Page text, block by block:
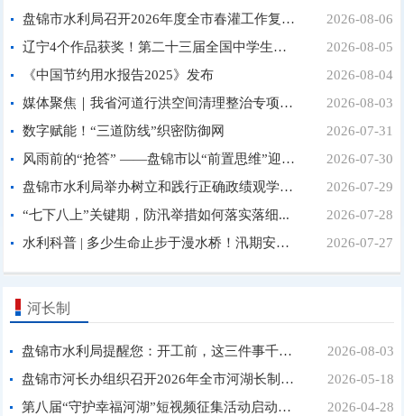
盘锦市水利局召开2026年度全市春灌工作复盘会议...
2026-08-06
辽宁4个作品获奖！第二十三届全国中学生水科技发明比...
2026-08-05
《中国节约用水报告2025》发布
2026-08-04
媒体聚焦｜我省河道行洪空间清理整治专项行动即将全面...
2026-08-03
数字赋能！“三道防线”织密防御网
2026-07-31
风雨前的“抢答” ——盘锦市以“前置思维”迎战主汛...
2026-07-30
盘锦市水利局举办树立和践行正确政绩观学习教育第3期...
2026-07-29
“七下八上”关键期，防汛举措如何落实落细...
2026-07-28
水利科普 | 多少生命止步于漫水桥！汛期安全提醒一定...
2026-07-27
河长制
盘锦市水利局提醒您：开工前，这三件事千万别忘！...
2026-08-03
盘锦市河长办组织召开2026年全市河湖长制监督检查...
2026-05-18
第八届“守护幸福河湖”短视频征集活动启动啦！...
2026-04-28